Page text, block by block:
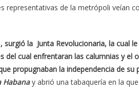
representativas de la metrópoli veían
, surgió la Junta Revolucionaria, la cual
del cual enfrentaran las calumnias y el
propugnaban la independencia de
Habana y abrió una tabaquería en la